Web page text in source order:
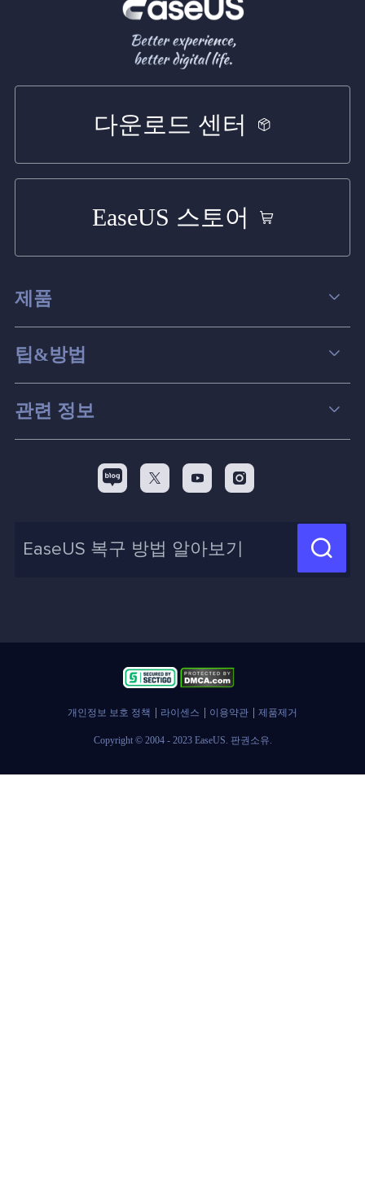
다운로드 센터
EaseUS 스토어
제품
데이터 복구
파티션 관리
스크린 레코더
백업&복원
신제품 New
팁&방법
컴퓨터 데이터 복구 팁
맥 데이터 복구 팁
디스크 파티션 팁
화면 녹화 팁
인사이트 보고서
관련 정보
리셀러
제휴 문의
  

개인정보 보호 정책 라이센스 이용약관 제품제거
Copyright © 2004 - 2023 EaseUS. 판권소유.